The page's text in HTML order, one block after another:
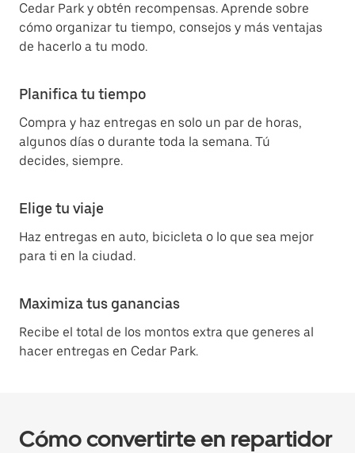
Cedar Park y obtén recompensas. Aprende sobre
cómo organizar tu tiempo, consejos y más ventajas
de hacerlo a tu modo.
Planifica tu tiempo
Compra y haz entregas en solo un par de horas,
algunos días o durante toda la semana. Tú
decides, siempre.
Elige tu viaje
Haz entregas en auto, bicicleta o lo que sea mejor
para ti en la ciudad.
Maximiza tus ganancias
Recibe el total de los montos extra que generes al
hacer entregas en Cedar Park.
Cómo convertirte en repartidor